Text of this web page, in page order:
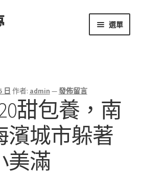
選單
日 作者: admin —發佈留言
甜包養，南
濱城市躲著
美滿